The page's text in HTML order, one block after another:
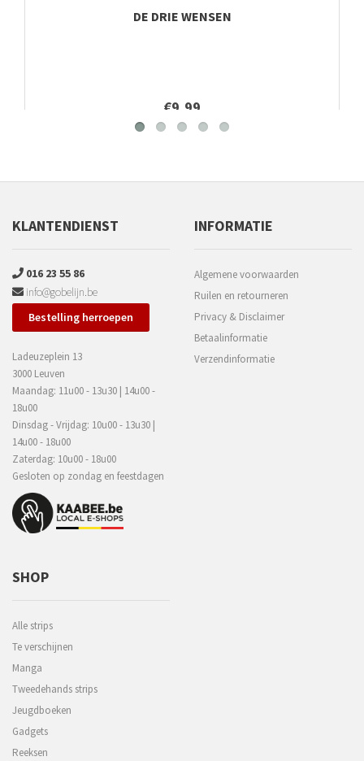
DE DRIE WENSEN
€9,99
KLANTENDIENST
016 23 55 86
info@gobelijn.be
Bestelling herroepen
Ladeuzeplein 13
3000 Leuven
Maandag: 11u00 - 13u30 | 14u00 -
18u00
Dinsdag - Vrijdag: 10u00 - 13u30 |
14u00 - 18u00
Zaterdag: 10u00 - 18u00
Gesloten op zondag en feestdagen
INFORMATIE
Algemene voorwaarden
Ruilen en retourneren
Privacy & Disclaimer
Betaalinformatie
Verzendinformatie
SHOP
Alle strips
Te verschijnen
Manga
Tweedehands strips
Jeugdboeken
Gadgets
Reeksen